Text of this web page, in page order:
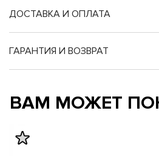
и в
ДОСТАВКА И ОПЛАТА
ГАРАНТИЯ И ВОЗВРАТ
ВАМ МОЖЕТ
и в